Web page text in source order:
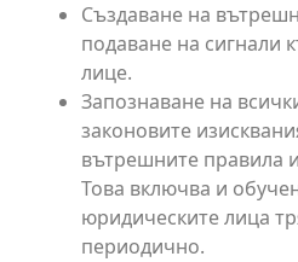
Създаване на
подаване на сигнали
лице.
Запознаване на
законовите
вътрешните правила
Това включва и
юридическите лица
периодично.